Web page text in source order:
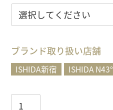
ブランド取り扱い店舗
ISHIDA新宿 ISHIDA N43°